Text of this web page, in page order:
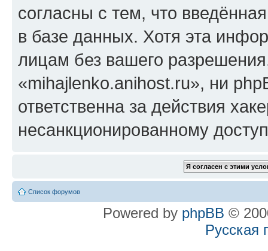
согласны с тем, что
в базе данных. Хотя эта
лицам без вашего
«mihajlenko.anihost.ru», ни
ответственна за действия
несанкционированному
Список форумов
Powered by phpBB ©
Русская